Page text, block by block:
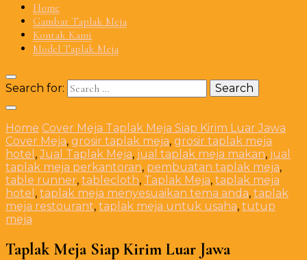
Home
Gambar Taplak Meja
Kontak Kami
Model Taplak Meja
Search for:
Home Cover Meja Taplak Meja Siap Kirim Luar Jawa
Cover Meja, grosir taplak meja, grosir taplak meja
hotel ,Jual Taplak Meja, jual taplak meja makan, jual
taplak meja perkantoran, pembuatan taplak meja,
table runner, tablecloth, Taplak Meja, taplak meja
hotel , taplak meja menyesuaikan tema anda, taplak
meja restourant, taplak meja untuk usaha, tutup
meja
Taplak Meja Siap Kirim Luar Jawa